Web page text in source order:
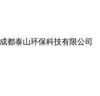
成都泰山环保科技有限公司